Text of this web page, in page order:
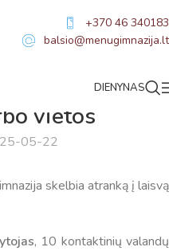
+370 46 340183
balsio@menugimnazija.lt
DIENYNAS
vietos
05-22
skelbia atranką į laisvą
, 10 kontaktinių valandų